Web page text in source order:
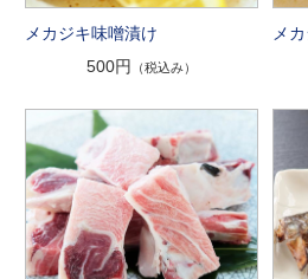
メカジキ味噌漬け
500円
（税込み）
メ